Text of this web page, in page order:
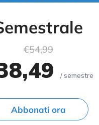
€54,99
/ semestre
Abbonati ora